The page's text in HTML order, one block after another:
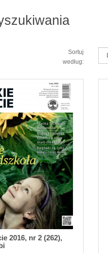
Sortuj
według:
2016, nr 2 (262),